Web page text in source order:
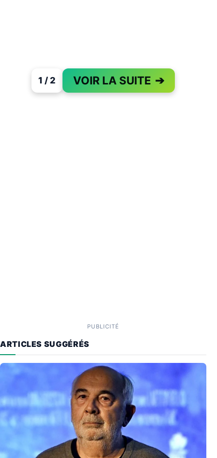
1 / 2 VOIR LA SUITE ➔
PAGE 1 OF 2
PUBLICITÉ
ARTICLES SUGGÉRÉS